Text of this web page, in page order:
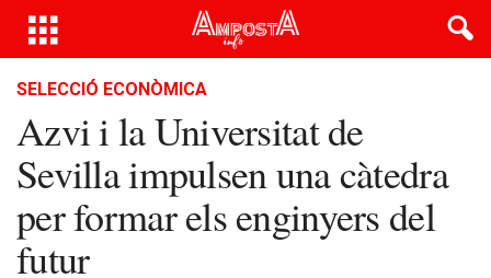
SELECCIÓ ECONÒMICA
Azvi i la Universitat de
Sevilla impulsen una càtedra
per formar els enginyers del
futur